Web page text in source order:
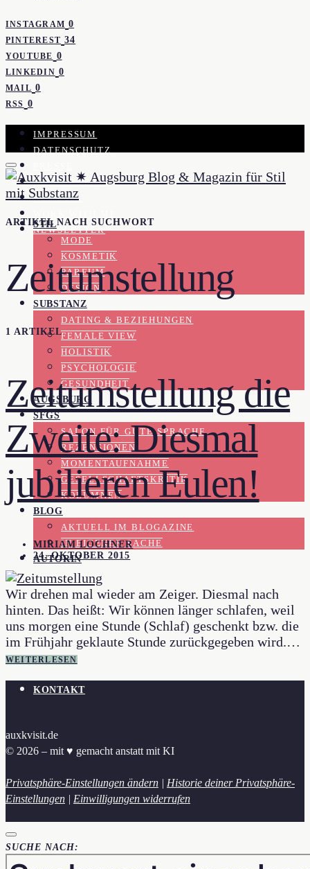
INSTAGRAM 0
PINTEREST 34
YOUTUBE 0
LINKEDIN 0
MAIL 0
RSS 0
IMPRESSUM
DATENSCHUTZ
KOOPERATION
KONTAKT
NEWSLETTER
STIL
MODE
KOSMETIK
PARFUM
DESIGN
SUBSTANZ
DATING & BEZIEHUNGEN
FEMALE VIEW
HOLISTIK
PSYCHOLOGIE
GESUNDHEIT
AUGSBURG
SFGS
SALON FÜR GUTE SPRACHE
REZENSIONEN
MOMENTAUFNAHME
GESELLSCHAFTSKRITIK
KOLUMNEN
BLOG
AKTUELL IM BLOGAZINE
IN EIGENER SACHE
AUTORIN
ARTIKEL NACH SUCHWORT
Zeitumstellung
1 ARTIKEL
Zeitumstellung die
Zweite: Diesmal
jubilieren Eulen!
MIRIAM LOCHNER
24. OKTOBER 2015
Wir drehen mal wieder am Zeiger. Diesmal nach
hinten. Das heißt: Wir können länger schlafen, weil
uns morgen eine Stunde (Schlaf) geschenkt bzw. die
im Frühjahr geklaute Stunde zurückgegeben wird.…
WEITERLESEN
KONTAKT
auxkvisit.de
© 2026 – mit ♥︎ gemacht anstatt mit KI
Privatsphäre-Einstellungen ändern | Historie deiner Privatsphäre-
Einstellungen | Einwilligungen widerrufen
SUCHE NACH: